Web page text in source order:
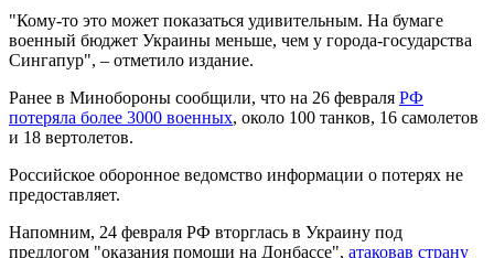
"Кому-то это может показаться удивительным. На бумаге
военный бюджет Украины меньше, чем у города-государства
Сингапур", – отметило издание.
Ранее в Минобороны сообщили, что на 26 февраля РФ
потеряла более 3000 военных, около 100 танков, 16 самолетов
и 18 вертолетов.
Российское оборонное ведомство информации о потерях не
предоставляет.
Напомним, 24 февраля РФ вторглась в Украину под
предлогом "оказания помощи на Донбассе", атаковав страну